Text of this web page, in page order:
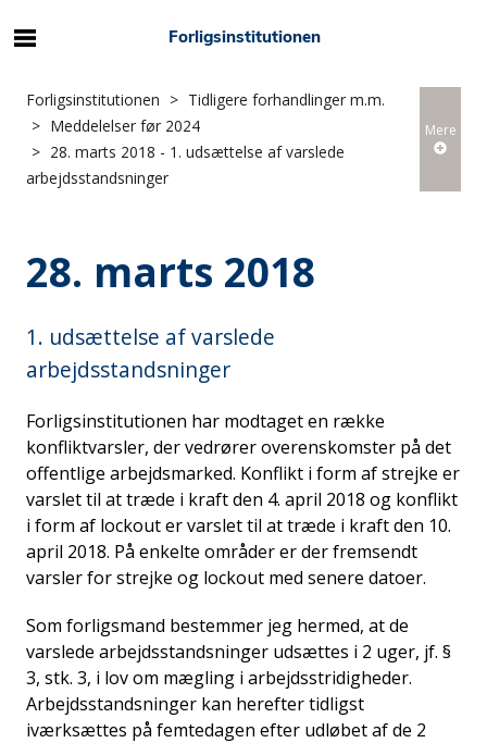
Forligsinstitutionen
Forligsinstitutionen
Tidligere forhandlinger m.m.
Meddelelser før 2024
28. marts 2018 - 1. udsættelse af varslede
arbejdsstandsninger
28. marts 2018
1. udsættelse af varslede
arbejdsstandsninger
Forligsinstitutionen har modtaget en række
konfliktvarsler, der vedrører overenskomster på det
offentlige arbejdsmarked. Konflikt i form af strejke er
varslet til at træde i kraft den 4. april 2018 og konflikt
i form af lockout er varslet til at træde i kraft den 10.
april 2018. På enkelte områder er der fremsendt
varsler for strejke og lockout med senere datoer.
Som forligsmand bestemmer jeg hermed, at de
varslede arbejdsstandsninger udsættes i 2 uger, jf. §
3, stk. 3, i lov om mægling i arbejdsstridigheder.
Arbejdsstandsninger kan herefter tidligst
iværksættes på femtedagen efter udløbet af de 2